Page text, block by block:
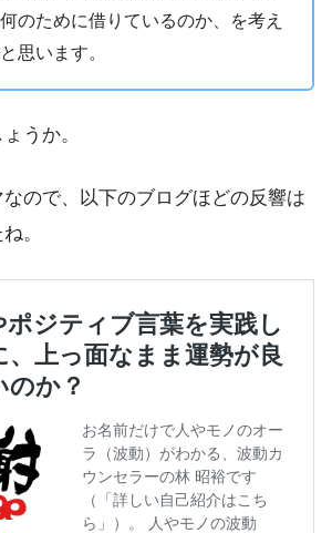
のために借りているのか、を考え
思います。
うか。
ので、以下のブログほどの反響は
。